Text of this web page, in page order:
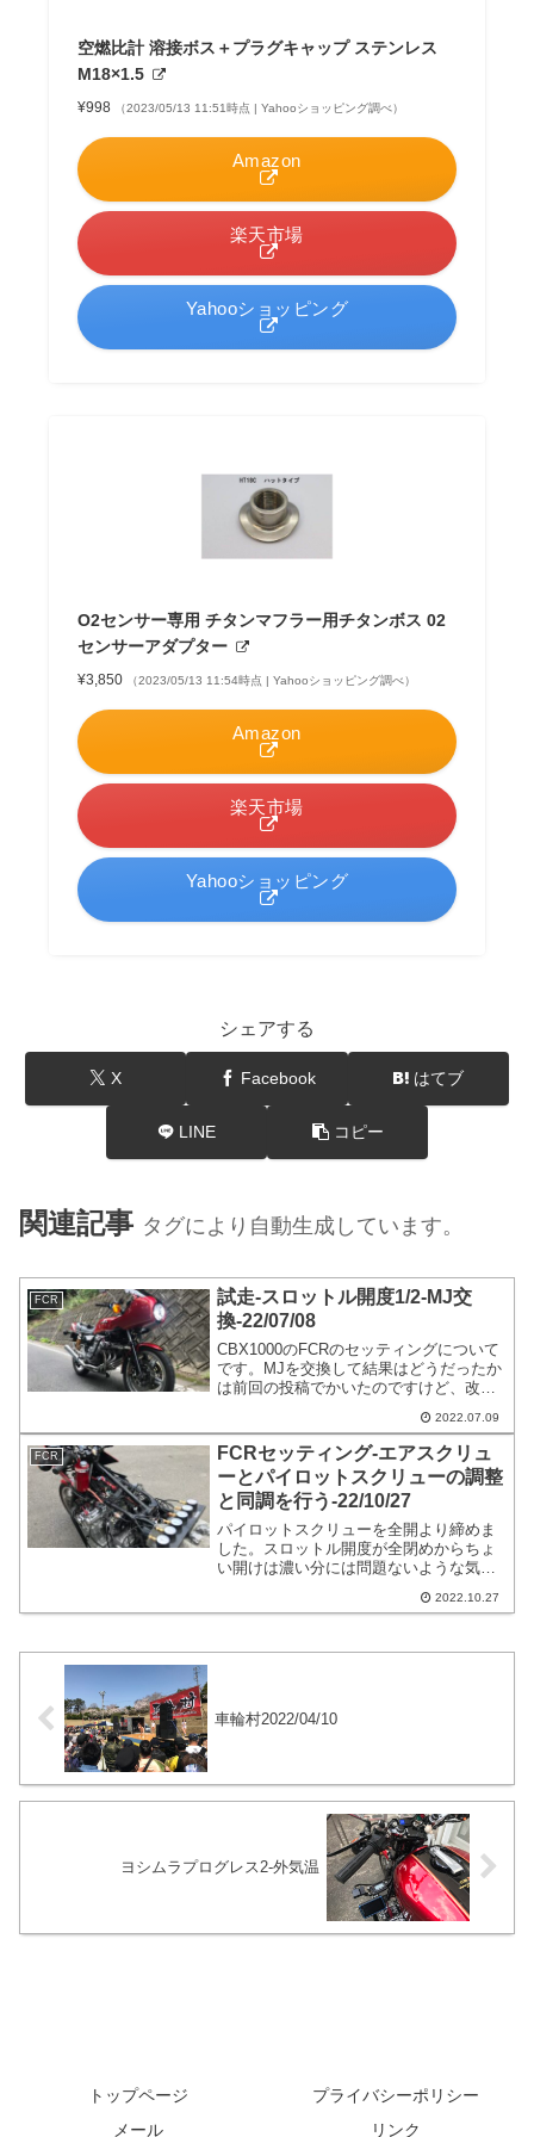
空燃比計 溶接ボス＋プラグキャップ ステンレス
M18×1.5
¥998 （2023/05/13 11:51時点 | Yahooショッピング調べ）
Amazon
楽天市場
Yahooショッピング
O2センサー専用 チタンマフラー用チタンボス 02
センサーアダプター
¥3,850 （2023/05/13 11:54時点 | Yahooショッピング調べ）
Amazon
楽天市場
Yahooショッピング
シェアする
X Facebook はてブ
LINE コピー
関連記事 タグにより自動生成しています。
FCR
試走-スロットル開度1/2-MJ交
換-22/07/08
CBX1000のFCRのセッティングについて
です。MJを交換して結果はどうだったか
は前回の投稿でかいたのですけど、改め
す。試走を大事にしているのですが、空
燃比計を取り付けていると数値に捕らわ
れたりすることもあるので気を付けるよ
うにはしています。
2022.07.09
FCR
FCRセッティング-エアスクリュ
ーとパイロットスクリューの調整
と同調を行う-22/10/27
パイロットスクリューを全開より締めま
した。スロットル開度が全閉めからちょ
い開けは濃い分には問題ないような気が
い物ではないので、エンジンが温まって
2022.10.27
車輪村2022/04/10
ヨシムラプログレス2-外気温
トップページ
プライバシーポリシー
メール
リンク